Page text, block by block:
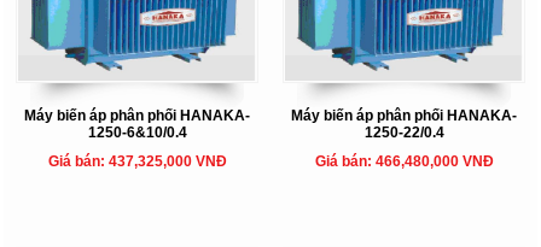
Máy biến áp phân phối HANAKA-
1250-6&10/0.4
Giá bán: 437,325,000 VNĐ
Máy biến áp phân phối HANAKA-
1250-22/0.4
Giá bán: 466,480,000 VNĐ